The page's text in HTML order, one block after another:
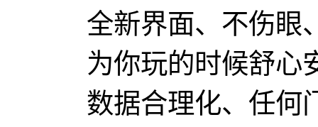
全新界面、不伤眼
为你玩的时候舒心
数据合理化、任何